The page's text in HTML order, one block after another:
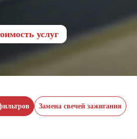
услуг
Замена свечей зажигания